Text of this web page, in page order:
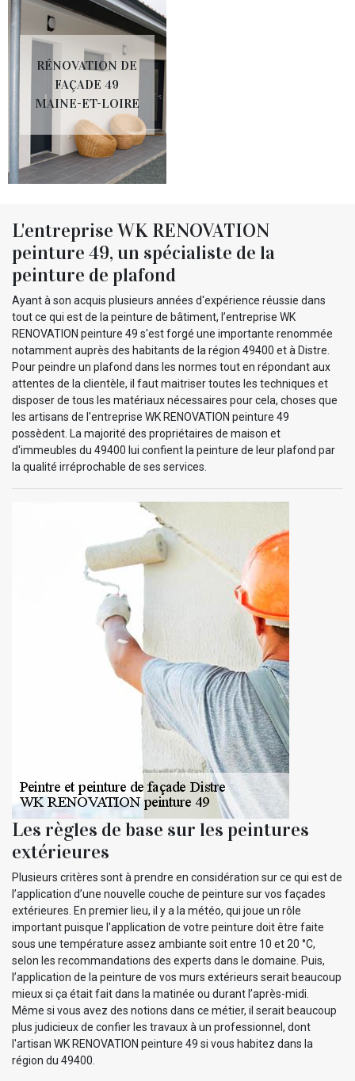
RÉNOVATION DE
FAÇADE 49
MAINE-ET-LOIRE
L'entreprise WK RENOVATION
peinture 49, un spécialiste de la
peinture de plafond
Ayant à son acquis plusieurs années d'expérience réussie dans
tout ce qui est de la peinture de bâtiment, l’entreprise WK
RENOVATION peinture 49 s'est forgé une importante renommée
notamment auprès des habitants de la région 49400 et à Distre.
Pour peindre un plafond dans les normes tout en répondant aux
attentes de la clientèle, il faut maitriser toutes les techniques et
disposer de tous les matériaux nécessaires pour cela, choses que
les artisans de l'entreprise WK RENOVATION peinture 49
possèdent. La majorité des propriétaires de maison et
d'immeubles du 49400 lui confient la peinture de leur plafond par
la qualité irréprochable de ses services.
Les règles de base sur les peintures
extérieures
Plusieurs critères sont à prendre en considération sur ce qui est de
l’application d’une nouvelle couche de peinture sur vos façades
extérieures. En premier lieu, il y a la météo, qui joue un rôle
important puisque l'application de votre peinture doit être faite
sous une température assez ambiante soit entre 10 et 20 °C,
selon les recommandations des experts dans le domaine. Puis,
l’application de la peinture de vos murs extérieurs serait beaucoup
mieux si ça était fait dans la matinée ou durant l’après-midi.
Même si vous avez des notions dans ce métier, il serait beaucoup
plus judicieux de confier les travaux à un professionnel, dont
l'artisan WK RENOVATION peinture 49 si vous habitez dans la
région du 49400.